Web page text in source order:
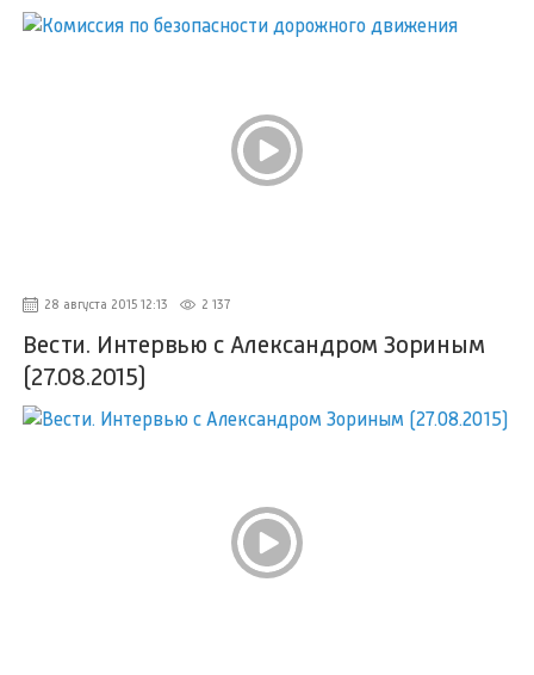
28 августа 2015 12:13 2 137
Вести. Интервью с Александром Зориным
(27.08.2015)